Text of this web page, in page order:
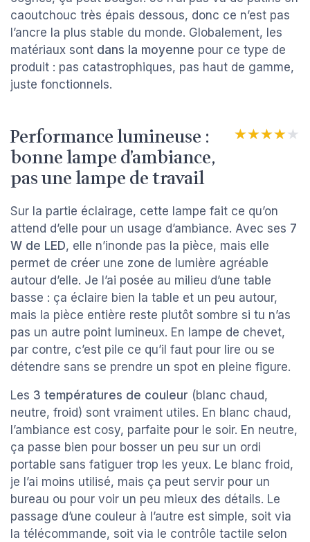
caoutchouc très épais dessous, donc ce n’est pas
l’ancre la plus stable du monde. Globalement, les
matériaux sont dans la moyenne pour ce type de
produit : pas catastrophiques, pas haut de gamme,
juste fonctionnels.
Performance lumineuse :
bonne lampe d’ambiance,
pas une lampe de travail
★★★★★
★★★★★
Sur la partie éclairage, cette lampe fait ce qu’on
attend d’elle pour un usage d’ambiance. Avec ses 7
W de LED, elle n’inonde pas la pièce, mais elle
permet de créer une zone de lumière agréable
autour d’elle. Je l’ai posée au milieu d’une table
basse : ça éclaire bien la table et un peu autour,
mais la pièce entière reste plutôt sombre si tu n’as
pas un autre point lumineux. En lampe de chevet,
par contre, c’est pile ce qu’il faut pour lire ou se
détendre sans se prendre un spot en pleine figure.
Les 3 températures de couleur (blanc chaud,
neutre, froid) sont vraiment utiles. En blanc chaud,
l’ambiance est cosy, parfaite pour le soir. En neutre,
ça passe bien pour bosser un peu sur un ordi
portable sans fatiguer trop les yeux. Le blanc froid,
je l’ai moins utilisé, mais ça peut servir pour un
bureau ou pour voir un peu mieux des détails. Le
passage d’une couleur à l’autre est simple, soit via
la télécommande, soit via le contrôle tactile selon